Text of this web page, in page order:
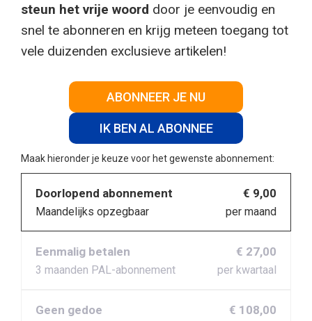
steun het vrije woord door je eenvoudig en
snel te abonneren en krijg meteen toegang tot
vele duizenden exclusieve artikelen!
ABONNEER JE NU
IK BEN AL ABONNEE
Maak hieronder je keuze voor het gewenste abonnement:
Doorlopend abonnement
Maandelijks opzegbaar
€ 9,00
per maand
Eenmalig betalen
3 maanden PAL-abonnement
€ 27,00
per kwartaal
Geen gedoe € 108,00